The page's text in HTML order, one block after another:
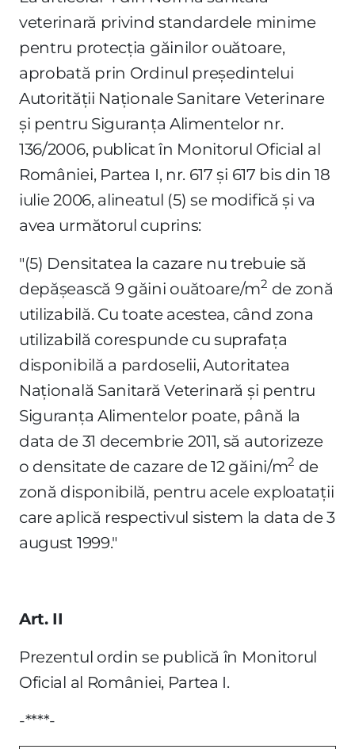
veterinară privind standardele minime
pentru protecţia găinilor ouătoare,
aprobată prin Ordinul preşedintelui
Autorităţii Naţionale Sanitare Veterinare
şi pentru Siguranţa Alimentelor nr.
136/2006, publicat în Monitorul Oficial al
României, Partea I, nr. 617 şi 617 bis din 18
iulie 2006, alineatul (5) se modifică şi va
avea următorul cuprins:
"(5) Densitatea la cazare nu trebuie să
depăşească 9 găini ouătoare/m2 de zonă
utilizabilă. Cu toate acestea, când zona
utilizabilă corespunde cu suprafaţa
disponibilă a pardoselii, Autoritatea
Naţională Sanitară Veterinară şi pentru
Siguranţa Alimentelor poate, până la
data de 31 decembrie 2011, să autorizeze
o densitate de cazare de 12 găini/m2 de
zonă disponibilă, pentru acele exploataţii
care aplică respectivul sistem la data de 3
august 1999."
Art. II
Prezentul ordin se publică în Monitorul
Oficial al României, Partea I.
-****-